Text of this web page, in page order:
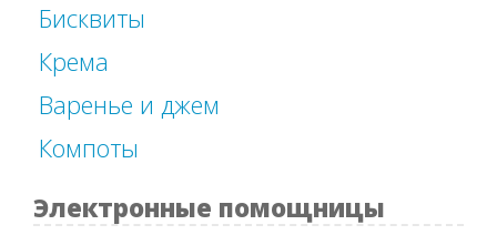
Бисквиты
Крема
Варенье и джем
Компоты
Электронные помощницы